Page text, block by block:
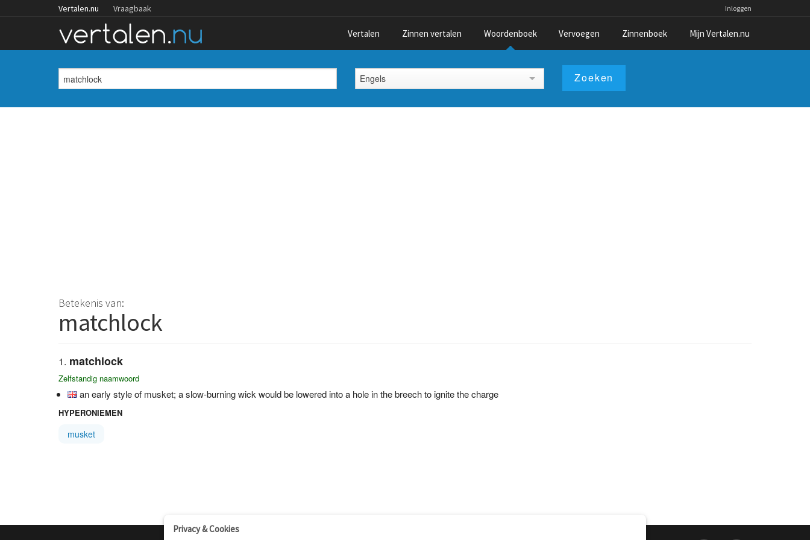
Vertalen.nu Vraagbaak Inloggen
Vertalen Zinnen vertalen Woordenboek Vervoegen Zinnenboek Mijn Vertalen.nu
Engels
Betekenis van:
matchlock
matchlock
Zelfstandig naamwoord
an early style of musket; a slow-burning wick would be lowered into a hole in the breech to ignite the charge
HYPERONIEMEN
musket
Privacy & Cookies